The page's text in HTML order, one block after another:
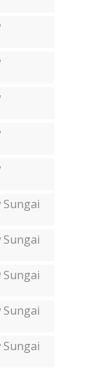
Sungai
Sungai
Sungai
Sungai
Sungai